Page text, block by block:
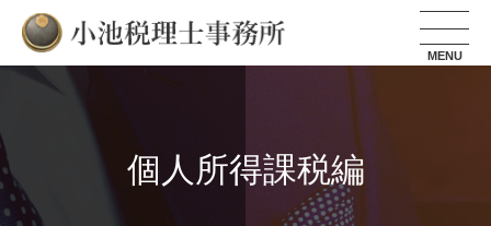
小池税理士事務所
個人所得課税編